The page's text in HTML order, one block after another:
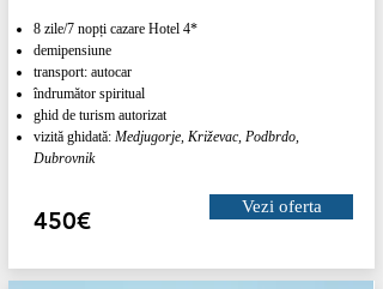
8 zile/7 nopți cazare Hotel 4*
demipensiune
transport: autocar
îndrumător spiritual
ghid de turism autorizat
vizită ghidată: Medjugorje, Križevac, Podbrdo,
Dubrovnik
450€ Vezi oferta